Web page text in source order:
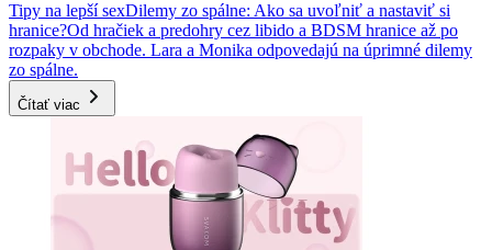
Tipy na lepší sexDilemy zo spálne: Ako sa uvoľniť a nastaviť si
hranice?Od hračiek a predohry cez libido a BDSM hranice až po
rozpaky v obchode. Lara a Monika odpovedajú na úprimné dilemy
zo spálne.
Čítať viac